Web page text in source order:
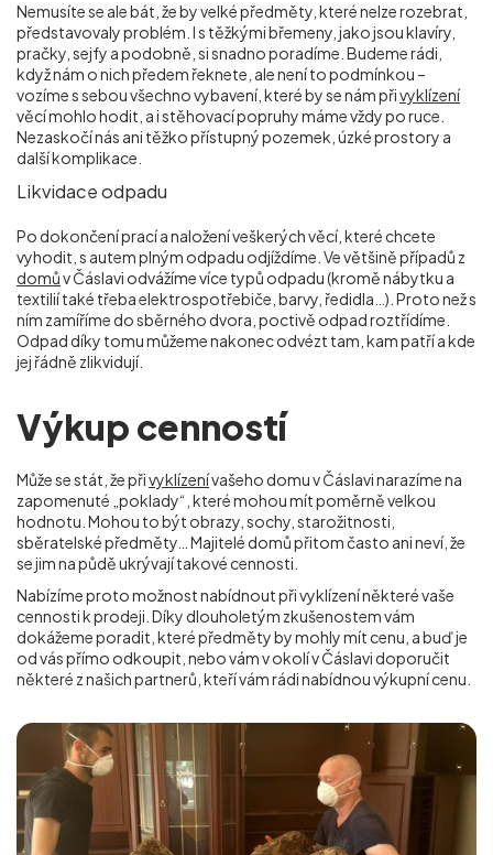
Nemusíte se ale bát, že by velké předměty, které nelze rozebrat,
představovaly problém. I s těžkými břemeny, jako jsou klavíry,
pračky, sejfy a podobně, si snadno poradíme. Budeme rádi,
když nám o nich předem řeknete, ale není to podmínkou –
vozíme s sebou všechno vybavení, které by se nám přivyklízení
věcí mohlo hodit, a i stěhovací popruhy máme vždy po ruce.
Nezaskočí nás ani těžko přístupný pozemek, úzké prostory a
další komplikace.
Likvidace odpadu
Po dokončení prací a naložení veškerých věcí, které chcete
vyhodit, s autem plným odpadu odjíždíme. Ve většině případů z
domův Čáslavi odvážíme více typů odpadu (kromě nábytku a
textilií také třeba elektrospotřebiče, barvy, ředidla…). Proto než s
ním zamíříme do sběrného dvora, poctivě odpad roztřídíme.
Odpad díky tomu můžeme nakonec odvézt tam, kam patří a kde
jej řádně zlikvidují.
Výkup cenností
Může se stát, že přivyklízenívašeho domu v Čáslavi narazíme na
zapomenuté „poklady“, které mohou mít poměrně velkou
hodnotu. Mohou to být obrazy, sochy, starožitnosti,
sběratelské předměty… Majitelé domů přitom často ani neví, že
se jim na půdě ukrývají takové cennosti.
Nabízíme proto možnost nabídnout při vyklízení některé vaše
cennosti k prodeji. Díky dlouholetým zkušenostem vám
dokážeme poradit, které předměty by mohly mít cenu, a buď je
od vás přímo odkoupit, nebo vám v okolív Čáslavi doporučit
některé z našich partnerů, kteří vám rádi nabídnou výkupní cenu.